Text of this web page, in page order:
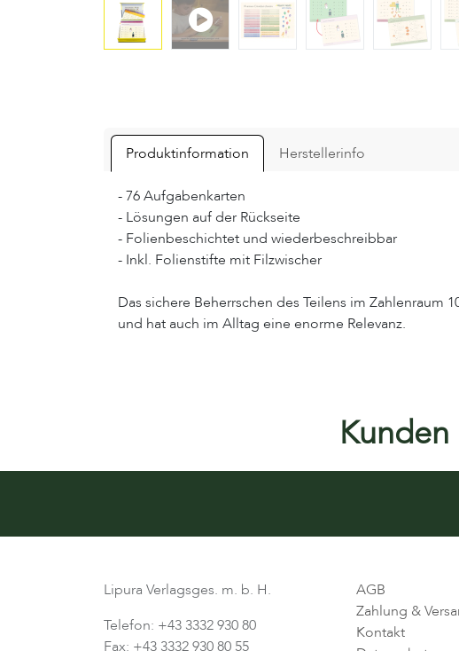
Produktinformation Herstellerinfo
- 76 Aufgabenkarten
- Lösungen auf der Rückseite
- Folienbeschichtet und wiederbeschreibbar
- Inkl. Folienstifte mit Filzwischer
Das sichere Beherrschen des Teilens im Zahlenraum
und hat auch im Alltag eine enorme Relevanz.
Kunden
Lipura Verlagsges. m. b. H.
Telefon: +43 3332 930 80
Fax: +43 3332 930 80 55
AGB
Zahlung &
Kontakt